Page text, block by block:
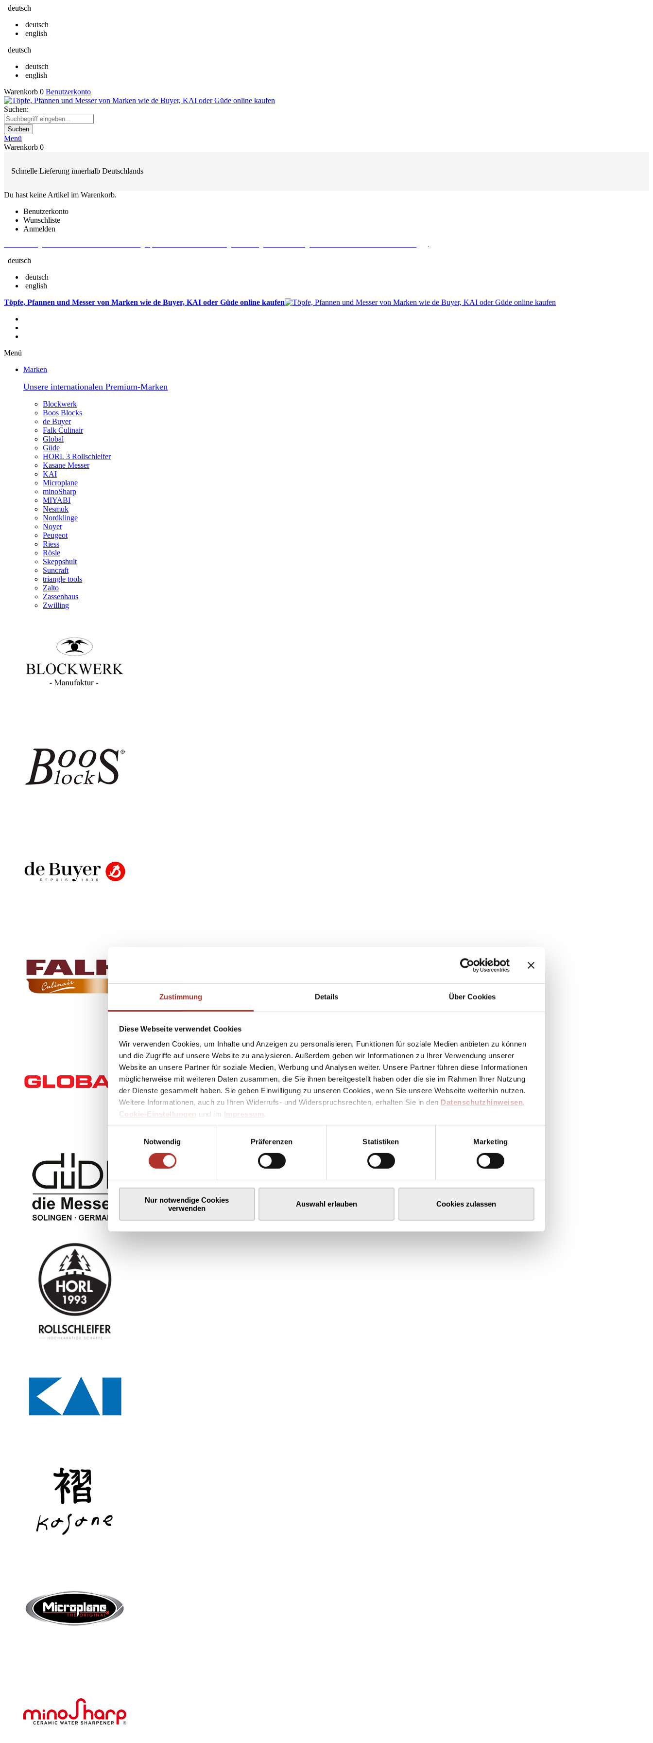
Zustimmung Details Über Cookies
Diese Webseite verwendet Cookies
Wir verwenden Cookies, um Inhalte und Anzeigen zu personalisieren, Funktionen für soziale Medien anbieten zu können
und die Zugriffe auf unsere Website zu analysieren. Außerdem geben wir Informationen zu Ihrer Verwendung unserer
Website an unsere Partner für soziale Medien, Werbung und Analysen weiter. Unsere Partner führen diese Informationen
möglicherweise mit weiteren Daten zusammen, die Sie ihnen bereitgestellt haben oder die sie im Rahmen Ihrer Nutzung
der Dienste gesammelt haben. Sie geben Einwilligung zu unseren Cookies, wenn Sie unsere Webseite weiterhin nutzen.
Weitere Informationen, auch zu Ihren Widerrufs- und Widerspruchsrechten, erhalten Sie in den Datenschutzhinweisen,
Cookie-Einstellungen und im Impressum
Notwendig
Präferenzen Statistiken Marketing
Nur notwendige Cookies
verwenden
Auswahl erlauben Cookies zulassen
deutsch
deutsch
english
deutsch
deutsch
english
Warenkorb 0 Benutzerkonto
Suchen:
Suchen
Menü
Warenkorb 0
Schnelle Lieferung innerhalb Deutschlands
Du hast keine Artikel im Warenkorb.
Benutzerkonto
Wunschliste
Anmelden
.
deutsch
deutsch
english
Töpfe, Pfannen und Messer von Marken wie de Buyer, KAI oder Güde online kaufen
Menü
Marken
Unsere internationalen Premium-Marken
Blockwerk
Boos Blocks
de Buyer
Falk Culinair
Global
Güde
HORL 3 Rollschleifer
Kasane Messer
KAI
Microplane
minoSharp
MIYABI
Nesmuk
Nordklinge
Noyer
Peugeot
Riess
Rösle
Skeppshult
Suncraft
triangle tools
Zalto
Zassenhaus
Zwilling